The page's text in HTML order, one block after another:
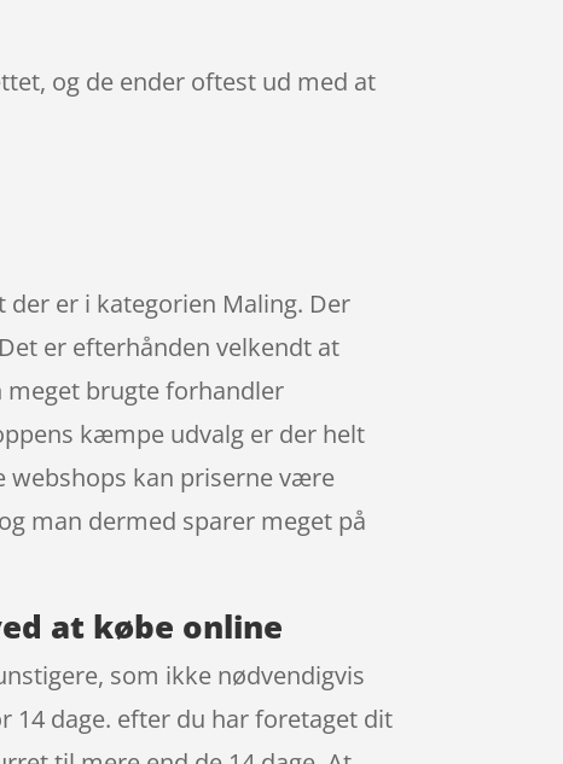
og de ender oftest ud med at
der er i kategorien Maling. Der
er efterhånden velkendt at
meget brugte forhandler
kæmpe udvalg er der helt
webshops kan priserne være
man dermed sparer meget på
at købe online
som ikke nødvendigvis
14 dage. efter du har foretaget dit